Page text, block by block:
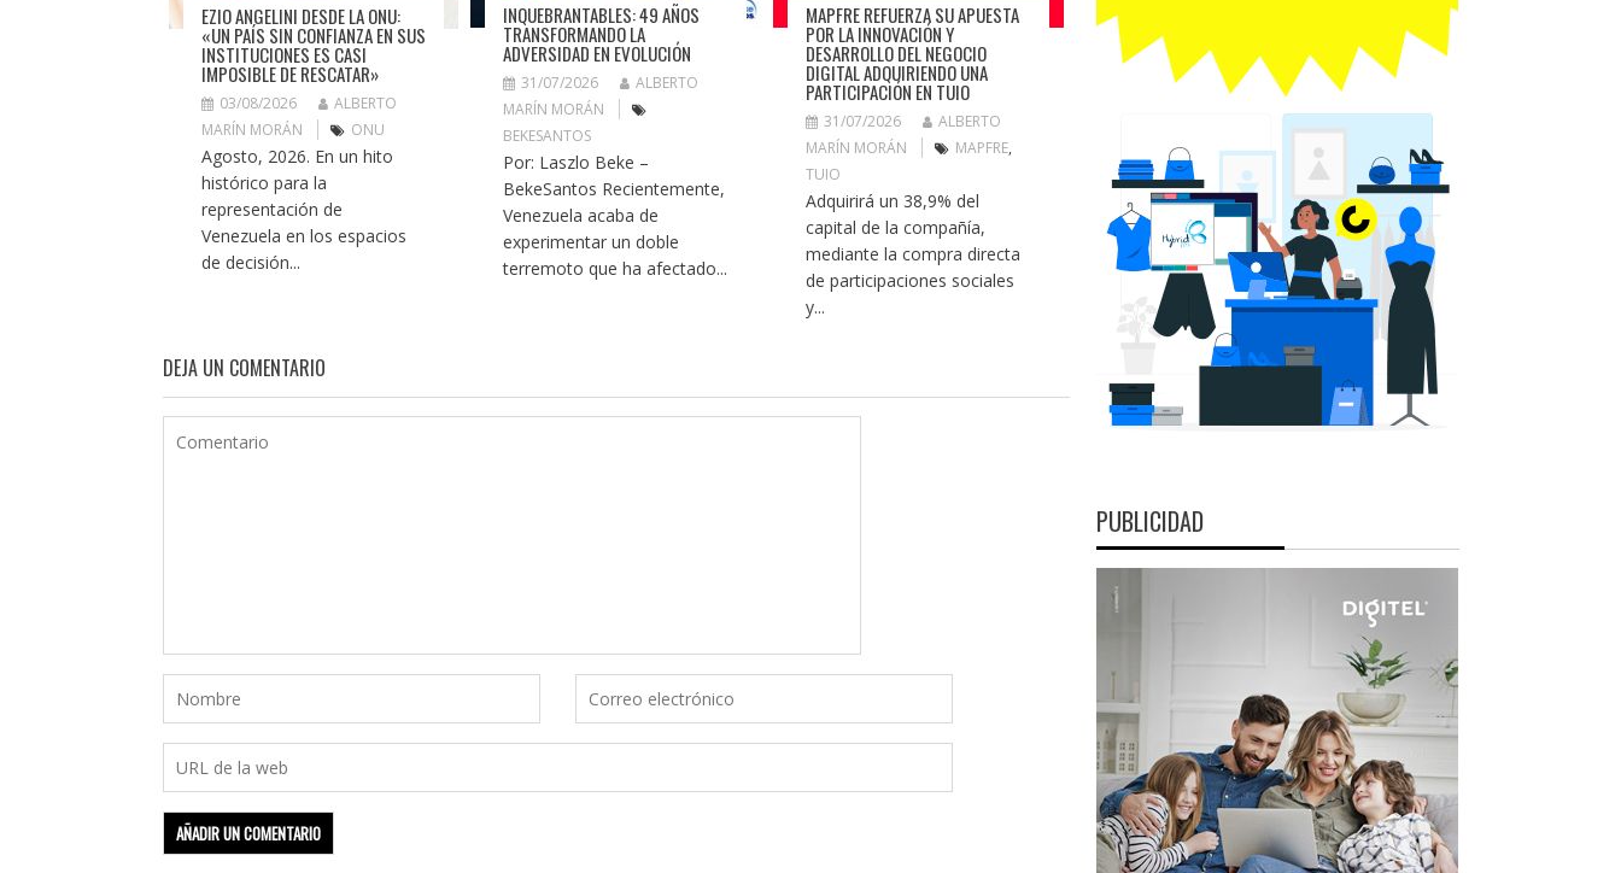
EZIO ANGELINI DESDE LA ONU:
«UN PAÍS SIN CONFIANZA EN SUS
INSTITUCIONES ES CASI
IMPOSIBLE DE RESCATAR»
03/08/2026
ALBERTO
MARÍN MORÁN
ONU
Agosto, 2026. En un hito
histórico para la
representación de
Venezuela en los espacios
de decisión...
INQUEBRANTABLES: 49 AÑOS
TRANSFORMANDO LA
ADVERSIDAD EN EVOLUCIÓN
31/07/2026
ALBERTO
MARÍN MORÁN
BEKESANTOS
Por: Laszlo Beke –
BekeSantos Recientemente,
Venezuela acaba de
experimentar un doble
terremoto que ha afectado...
MAPFRE REFUERZA SU APUESTA
POR LA INNOVACIÓN Y
DESARROLLO DEL NEGOCIO
DIGITAL ADQUIRIENDO UNA
PARTICIPACIÓN EN TUIO
31/07/2026
ALBERTO
MARÍN MORÁN
MAPFRE,
TUIO
Adquirirá un 38,9% del
capital de la compañía,
mediante la compra directa
de participaciones sociales
y...
DEJA UN COMENTARIO
PUBLICIDAD